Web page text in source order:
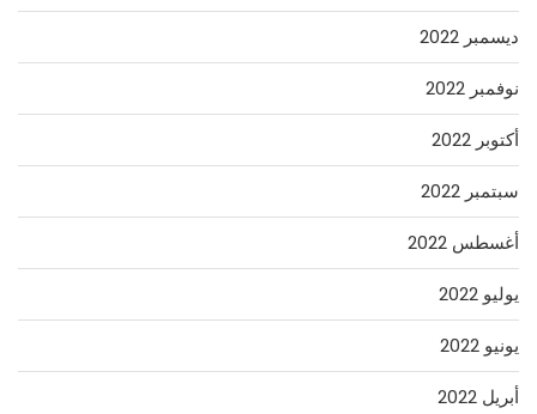
ديسمبر 2022
نوفمبر 2022
أكتوبر 2022
سبتمبر 2022
أغسطس 2022
يوليو 2022
يونيو 2022
أبريل 2022